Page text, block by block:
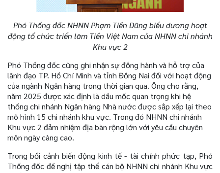
Phó Thống đốc NHNN Phạm Tiến Dũng biểu dương hoạt
động tổ chức triển lãm Tiền Việt Nam của NHNN chi nhánh
Khu vực 2
Phó Thống đốc cũng ghi nhận sự đồng hành và hỗ trợ của
lãnh đạo TP. Hồ Chí Minh và tỉnh Đồng Nai đối với hoạt động
của ngành Ngân hàng trong thời gian qua. Ông cho rằng,
năm 2025 được xác định là dấu mốc quan trọng khi hệ
thống chi nhánh Ngân hàng Nhà nước được sắp xếp lại theo
mô hình 15 chi nhánh khu vực. Trong đó NHNN chi nhánh
Khu vực 2 đảm nhiệm địa bàn rộng lớn với yêu cầu chuyên
môn ngày càng cao.
Trong bối cảnh biến động kinh tế - tài chính phức tạp, Phó
Thống đốc đề nghị tập thể cán bộ NHNN chi nhánh Khu vực